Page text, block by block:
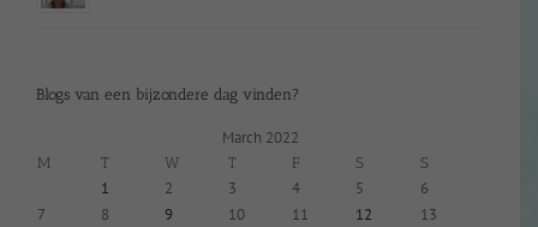
Blogs van een bijzondere dag vinden?
March 2022
M T W T F S S
1 2 3 4 5
6
7
8 9 10 11 12
13